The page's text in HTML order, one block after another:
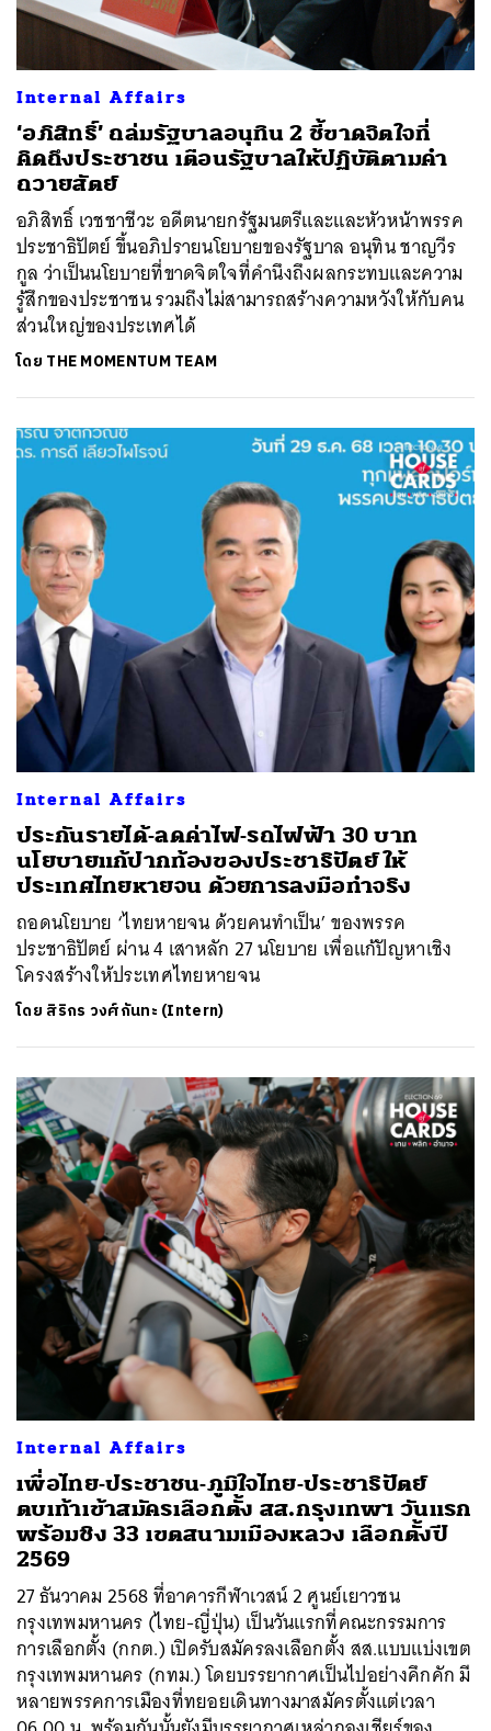
Internal Affairs
‘อภิสิทธิ์’ ถล่มรัฐบาลอนุทิน 2 ชี้ขาดจิตใจที่
คิดถึงประชาชน เตือนรัฐบาลให้ปฏิบัติตามคำ
ถวายสัตย์
อภิสิทธิ์ เวชชาชีวะ อดีตนายกรัฐมนตรีและและหัวหน้าพรรค
ประชาธิปัตย์ ขึ้นอภิปรายนโยบายของรัฐบาล อนุทิน ชาญวีร
กูล ว่าเป็นนโยบายที่ขาดจิตใจที่คำนึงถึงผลกระทบและความ
รู้สึกของประชาชน รวมถึงไม่สามารถสร้างความหวังให้กับคน
ส่วนใหญ่ของประเทศได้
โดย THE MOMENTUM TEAM
Internal Affairs
ประกันรายได้-ลดค่าไฟ-รถไฟฟ้า 30 บาท
นโยบายแก้ปากท้องของประชาธิปัตย์ ให้
ประเทศไทยหายจน ด้วยการลงมือทำจริง
ถอดนโยบาย ‘ไทยหายจน ด้วยคนทำเป็น’ ของพรรค
ประชาธิปัตย์ ผ่าน 4 เสาหลัก 27 นโยบาย เพื่อแก้ปัญหาเชิง
โครงสร้างให้ประเทศไทยหายจน
โดย สิริกร วงศ์กันทะ (Intern)
Internal Affairs
เพื่อไทย-ประชาชน-ภูมิใจไทย-ประชาธิปัตย์
ตบเท้าเข้าสมัครเลือกตั้ง สส.กรุงเทพฯ วันแรก
พร้อมชิง 33 เขตสนามเมืองหลวง เลือกตั้งปี
2569
27 ธันวาคม 2568 ที่อาคารกีฬาเวสน์ 2 ศูนย์เยาวชน
กรุงเทพมหานคร (ไทย-ญี่ปุ่น) เป็นวันแรกที่คณะกรรมการ
การเลือกตั้ง (กกต.) เปิดรับสมัครลงเลือกตั้ง สส.แบบแบ่งเขต
กรุงเทพมหานคร (กทม.) โดยบรรยากาศเป็นไปอย่างคึกคัก มี
หลายพรรคการเมืองที่ทยอยเดินทางมาสมัครตั้งแต่เวลา